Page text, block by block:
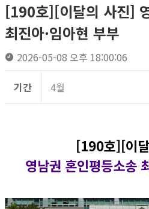
[190호][이달의 사진]
최진아·임아현 부부
2026-05-08 오후 18:00:06
기간 4월
[190호][이
영남권 혼인평등소송